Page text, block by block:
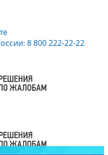
8 800 222-22-22